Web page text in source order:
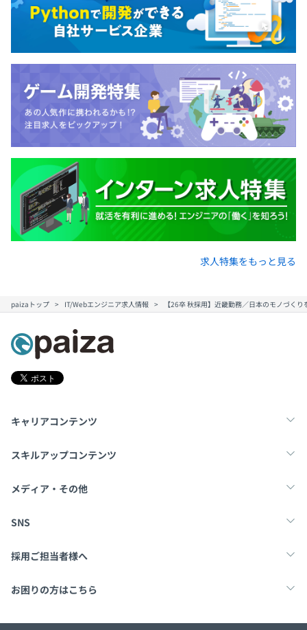
求人特集をもっと見る
paizaトップ IT/Webエンジニア求人情報 【26卒 秋採用】近畿勤務／日本のモノづく
キャリアコンテンツ
転職・キャリア
スキルアップコンテンツ
学習
メディア・その他
Tech Team Journal
SNS
X
採用ご担当者様へ
採用・教育をお考えの企業様へ
お困りの方はこちら
paizaとは？ お問い合わせ・FAQ